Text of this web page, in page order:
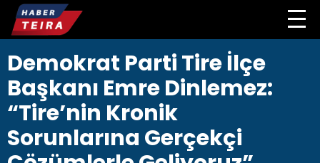
Demokrat Parti Tire İlçe
Başkanı Emre Dinlemez:
“Tire’nin Kronik
Sorunlarına Gerçekçi